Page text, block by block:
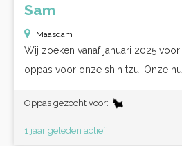
Sam
Maasdam
Wij zoeken vanaf januari 2025
oppas voor onze shih tzu. Onze
Oppas gezocht voor:
1 jaar geleden actief